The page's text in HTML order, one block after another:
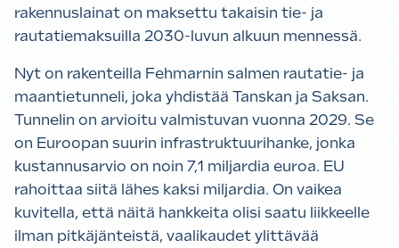
rakennuslainat on maksettu takaisin tie- ja
rautatiemaksuilla 2030-luvun alkuun mennessä.
Nyt on rakenteilla Fehmarnin salmen rautatie- ja
maantietunneli, joka yhdistää Tanskan ja Saksan.
Tunnelin on arvioitu valmistuvan vuonna 2029. Se
on Euroopan suurin infrastruktuurihanke, jonka
kustannusarvio on noin 7,1 miljardia euroa. EU
rahoittaa siitä lähes kaksi miljardia. On vaikea
kuvitella, että näitä hankkeita olisi saatu liikkeelle
ilman pitkäjänteistä, vaalikaudet ylittävää